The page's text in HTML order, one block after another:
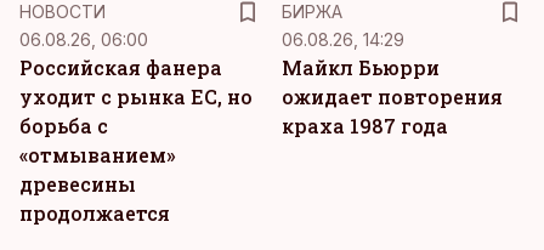
НОВОСТИ
06.08.26, 06:00
Российская фанера
уходит с рынка ЕС, но
борьба с
«отмыванием»
древесины
продолжается
БИРЖА
06.08.26, 14:29
Майкл Бьюрри
ожидает повторения
краха 1987 года